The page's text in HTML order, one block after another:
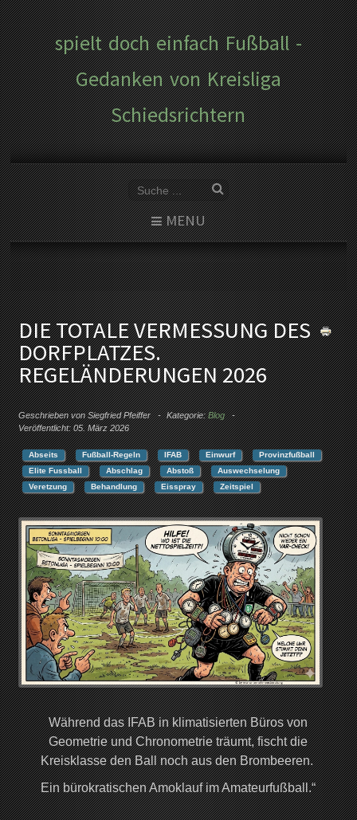
spielt doch einfach Fußball -
Gedanken von Kreisliga
Schiedsrichtern
MENU
DIE TOTALE VERMESSUNG DES
DORFPLATZES.
REGELÄNDERUNGEN 2026
Geschrieben vonSiegfried Pfeiffer Kategorie:Blog
Veröffentlicht: 05. März 2026
Abseits Fußball-Regeln IFAB Einwurf
Provinzfußball
Elite Fussball
Abschlag Abstoß
Auswechselung
Veretzung
Behandlung Eisspray Zeitspiel
Während das IFAB in klimatisierten Büros von
Geometrie und Chronometrie träumt, fischt die
Kreisklasse den Ball noch aus den Brombeeren.
Ein bürokratischen Amoklauf im Amateurfußball.“